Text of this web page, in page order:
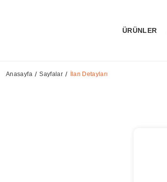
ÜRÜNLER
Anasayfa Sayfalar İlan Detayları